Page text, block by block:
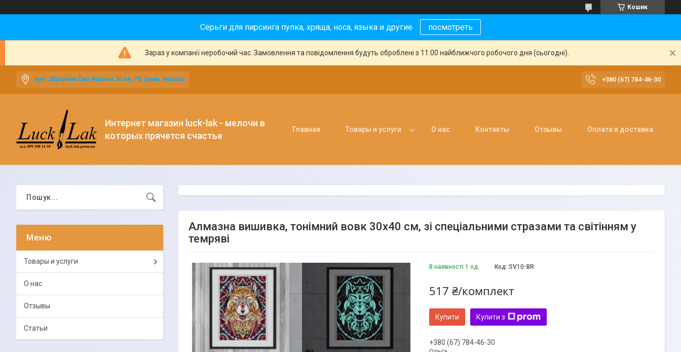
Кошик
Серьги для пирсинга пупка, хряща, носа, языка и другие посмотреть
Зараз у компанії неробочий час. Замовлення та повідомлення будуть оброблені з 11:00 найближчого робочого дня (сьогодні).
вул. Збройних Сил України 20 кв, 78, Суми, Україна +380 (67) 784-46-30
Интернет магазин luck-lak - мелочи в
которых прячется счастье
Главная Товары и услуги О нас Контакты Отзывы Оплата и доставка
Алмазна вишивка, тонімний вовк 30х40 см, зі спеціальними стразами та світінням у
темряві
В наявності 1 од. Код: SV10-BR
517 ₴/комплект
Купити Купити з
+380 (67) 784-46-30
Товары и услуги
О нас
Отзывы
Статьи